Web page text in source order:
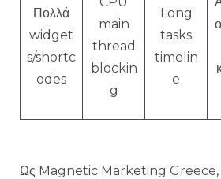
Πολλά
widget
s/shortc
odes
main
thread
blockin
g
Long
tasks
timelin
e
Ως Magnetic Marketing Greece,